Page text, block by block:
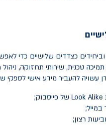
כצדדים שלישיים כדי
תמיכה טכנית, שירותי תחזוקה,
עשויה להעביר מידע אישי לספקי
Look Alike של פייסבוק;
במייל;
רצון;